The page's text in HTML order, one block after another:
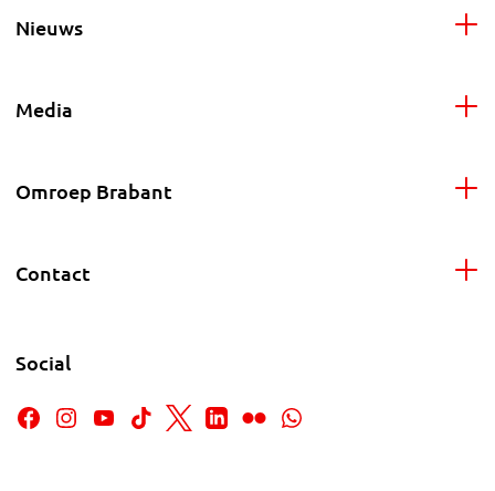
Nieuws
Media
Omroep Brabant
Contact
Social